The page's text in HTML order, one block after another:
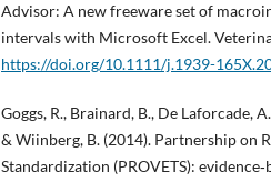
Advisor: A new freeware set of
intervals with Microsoft Excel.
https://doi.org/10.1111/j.1939-
Goggs, R., Brainard, B., De Laforcade,
& Wiinberg, B. (2014). Partnership on
Standardization (PROVETS):